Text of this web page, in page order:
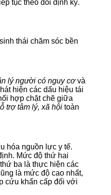
tục theo dõi định kỳ.
thái chăm sóc bền
lý người có nguy cơvà
hiện các dấu hiệu tái
hợp chặt chẽ giữa
trợ tâm lý, xã hội toàn
hóa nguồn lực y tế.
Mức độ thứ hai
ba là thực hiện các
là mức độ cao nhất,
cứu khẩn cấp đối với